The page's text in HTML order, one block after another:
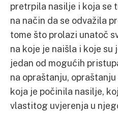
pretrpila nasilje i koja se
na način da se odvažila
tome što prolazi unatoč
na koje je naišla i koje su
jedan od mogućih
na opraštanju,
koja je počinila nasilje,
vlastitog uvjerenja u